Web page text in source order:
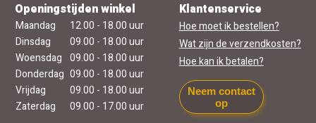
Openingstijden winkel
Maandag
12.00 - 18.00 uur
Dinsdag
09.00 - 18.00 uur
Woensdag 09.00 - 18.00 uur
Donderdag 09.00 - 18.00 uur
Vrijdag
09.00 - 18.00 uur
Zaterdag
09.00 - 17.00 uur
Klantenservice
Hoe moet ik bestellen?
Wat zijn de verzendkosten?
Hoe kan ik betalen?
Neem contact
op